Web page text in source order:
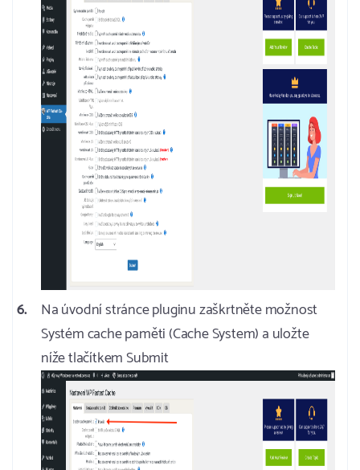
Na úvodní stránce pluginu zaškrtněte možnost
Systém cache paměti (Cache System) a uložte
níže tlačítkem Submit